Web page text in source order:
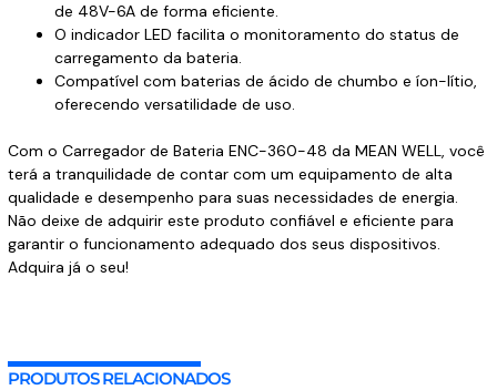
de 48V-6A de forma eficiente.
O indicador LED facilita o monitoramento do status de
carregamento da bateria.
Compatível com baterias de ácido de chumbo e íon-lítio,
oferecendo versatilidade de uso.
Com o Carregador de Bateria ENC-360-48 da MEAN WELL, você
terá a tranquilidade de contar com um equipamento de alta
qualidade e desempenho para suas necessidades de energia.
Não deixe de adquirir este produto confiável e eficiente para
garantir o funcionamento adequado dos seus dispositivos.
Adquira já o seu!
PRODUTOS RELACIONADOS